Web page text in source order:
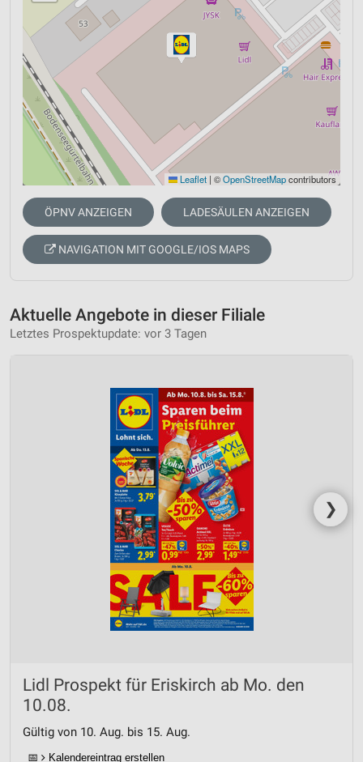
Leaflet | ©OpenStreetMapcontributors
ÖPNV ANZEIGEN LADESÄULEN ANZEIGEN
NAVIGATION MIT GOOGLE/IOS MAPS
Aktuelle Angebote in dieser Filiale
Letztes Prospektupdate: vor 3 Tagen
❯
Lidl Prospekt für Eriskirch ab Mo. den
10.08.
Gültig von 10. Aug. bis 15. Aug.
📅 Kalendereintrag erstellen